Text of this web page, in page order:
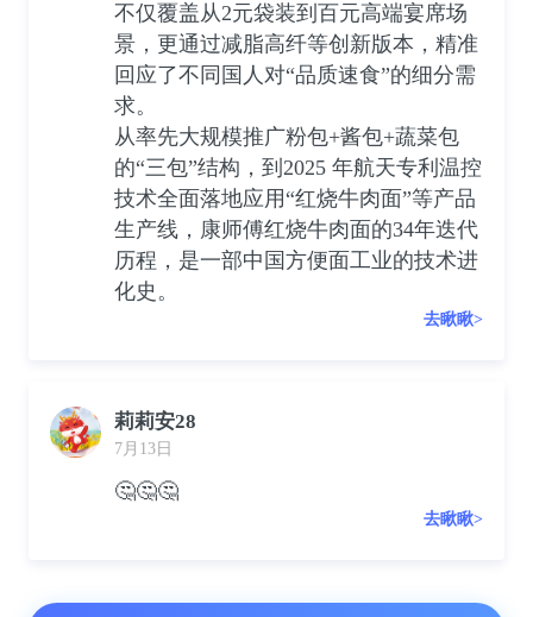
不仅覆盖从2元袋装到百元高端宴席场
景，更通过减脂高纤等创新版本，精准
回应了不同国人对“品质速食”的细分需
求。
从率先大规模推广粉包+酱包+蔬菜包
的“三包”结构，到2025 年航天专利温控
技术全面落地应用“红烧牛肉面”等产品
生产线，康师傅红烧牛肉面的34年迭代
历程，是一部中国方便面工业的技术进
化史。
去瞅瞅>
莉莉安28
7月13日
🤔🤔🤔
去瞅瞅>